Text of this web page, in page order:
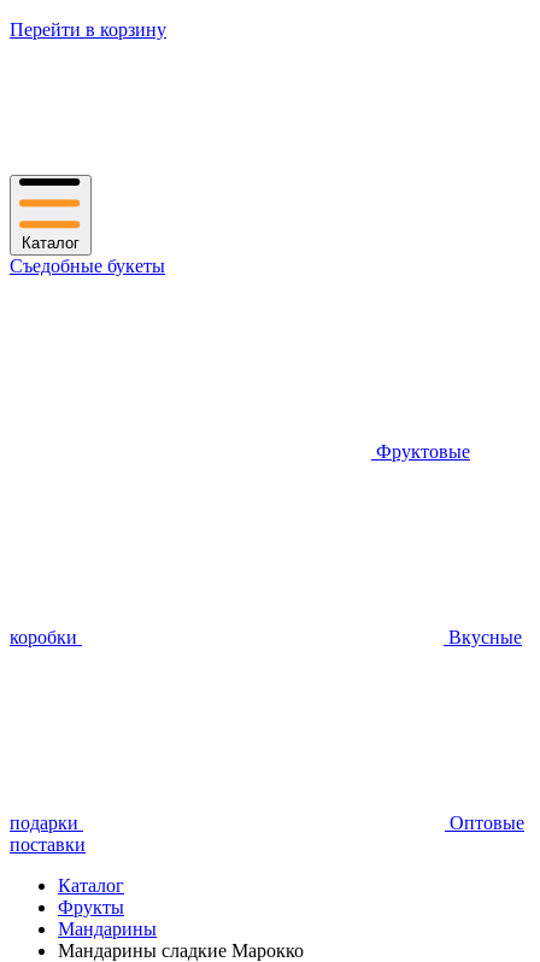
Перейти в корзину
Каталог
Съедобные букеты
Фруктовые
коробки Вкусные
подарки
Оптовые
поставки
Каталог
Фрукты
Мандарины
Мандарины сладкие Марокко